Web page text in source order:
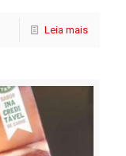
Leia mais